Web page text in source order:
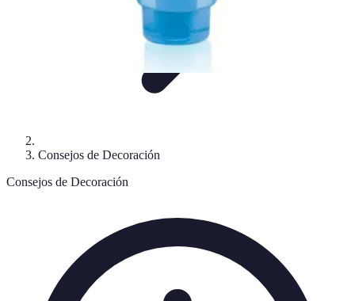
Consejos de Decoración
Consejos de Decoración